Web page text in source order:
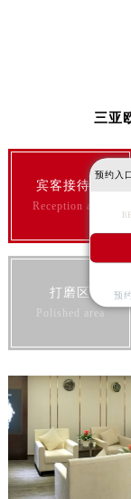
三亚
宾客接待区
Reception area
打磨区
Polished area
预约入
预